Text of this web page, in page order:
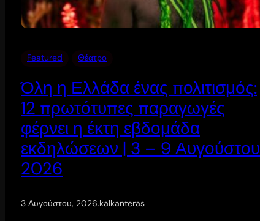
Featured Θέατρο
Όλη η Ελλάδα ένας πολιτισμός:
12 πρωτότυπες παραγωγές
φέρνει η έκτη εβδομάδα
εκδηλώσεων | 3 – 9 Αυγούστου
2026
3 Αυγούστου, 2026.kalkanteras